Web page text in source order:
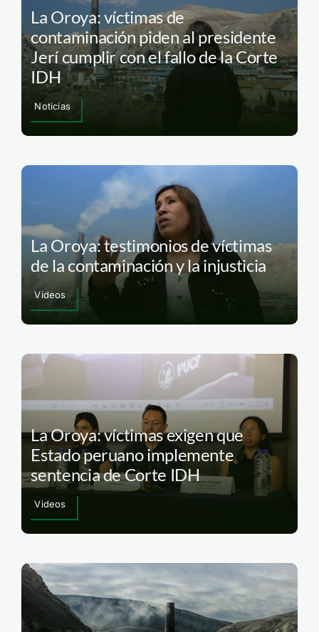
La Oroya: víctimas de
contaminación piden al presidente
Jerí cumplir con el fallo de la Corte
IDH
Noticias
La Oroya: testimonios de víctimas
de la contaminación y la injusticia
Videos
La Oroya: víctimas exigen que
Estado peruano implemente
sentencia de Corte IDH
Videos